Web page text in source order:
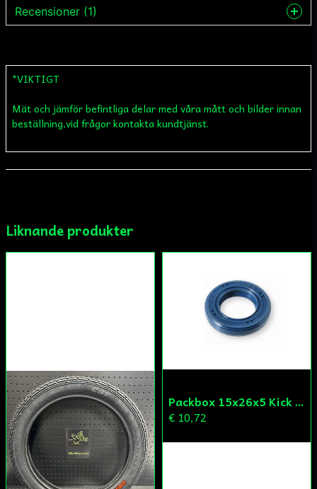
question
Fråga oss något om denna produkten...
email
Mejladress
Recensioner (1)
3 kuukautta sitten
*VIKTIGT
Mät och jämför befintliga delar med våra mått och bilder innan
beställning,vid frågor kontakta kundtjänst.
Liknande produkter
Packbox 15x26x5 Kick Aprilia/Derbi/Gilera (original)
€ 10,72